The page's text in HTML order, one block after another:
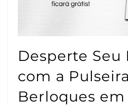
Desperte Seu
com a
Berloques